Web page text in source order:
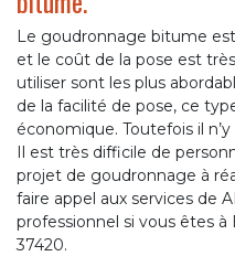
Le goudronnage bitume
et le coût de la pose est
utiliser sont les plus
de la facilité de pose, ce
économique. Toutefois il
Il est très difficile de
projet de goudronnage à
faire appel aux services de
professionnel si vous êtes
37420.